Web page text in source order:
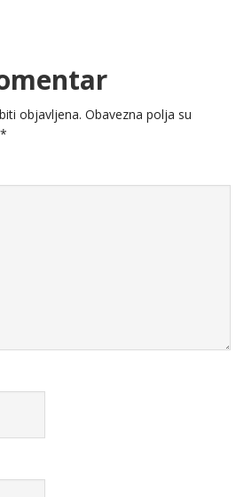
objavljena. Obavezna polja su
*